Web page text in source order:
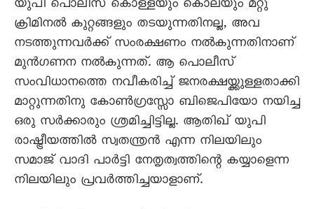
യുപി പൊലീസ് കൊള്ളയും കൊലയും മറ്റു
ക്രിമിനൽ കുറ്റങ്ങളും തടയുന്നതിനല്ല, അവ
നടത്തുന്നവർക്ക് സംരക്ഷണം നൽകുന്നതിനാണ്
മുൻഗണന നൽകുന്നത്. ആ പൊലീസ്
സംവിധാനത്തെ നവീകരിച്ച് ജനരക്ഷയ്ക്കുള്ളതാക്കി
മാറ്റുന്നതിനു കോൺഗ്രസ്സോ ബിജെപിയോ നയിച്ച
ഒരു സർക്കാരും ശ്രമിച്ചിട്ടില്ല. ആതിഖ് യുപി
രാഷ്ട്രീയത്തിൽ സ്വതന്ത്രൻ എന്ന നിലയിലും
സമാജ് വാദി പാർട്ടി നേതൃത്വത്തിന്റെ കയ്യാളെന്ന
നിലയിലും പ്രവർത്തിച്ചയാളാണ്.